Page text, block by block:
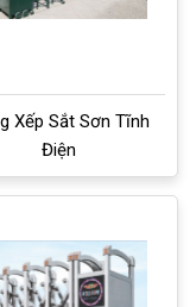
Xếp Sắt Sơn Tĩnh
Điện